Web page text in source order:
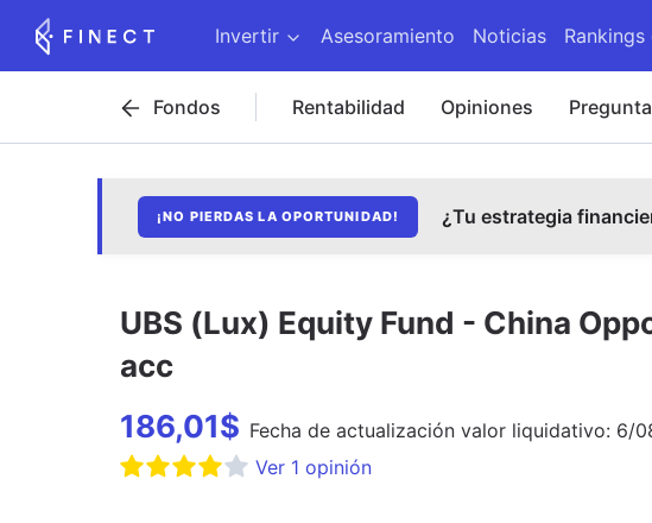
Invertir Asesoramiento Noticias
Fondos Rentabilidad Opiniones
¡NO PIERDAS LA OPORTUNIDAD! ¿Tu estrategia
UBS (Lux) Equity Fund - China
acc
186,01$ Fecha de actualización valor liquidativo: 6/
Ver 1 opinión